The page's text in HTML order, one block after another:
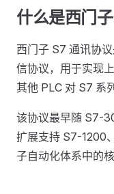
什么是西门子
西门子 S7 通讯协
信协议，用于实现
其他 PLC 对 S7 系
该协议最早随 S7-
扩展支持 S7-1200
子自动化体系中的